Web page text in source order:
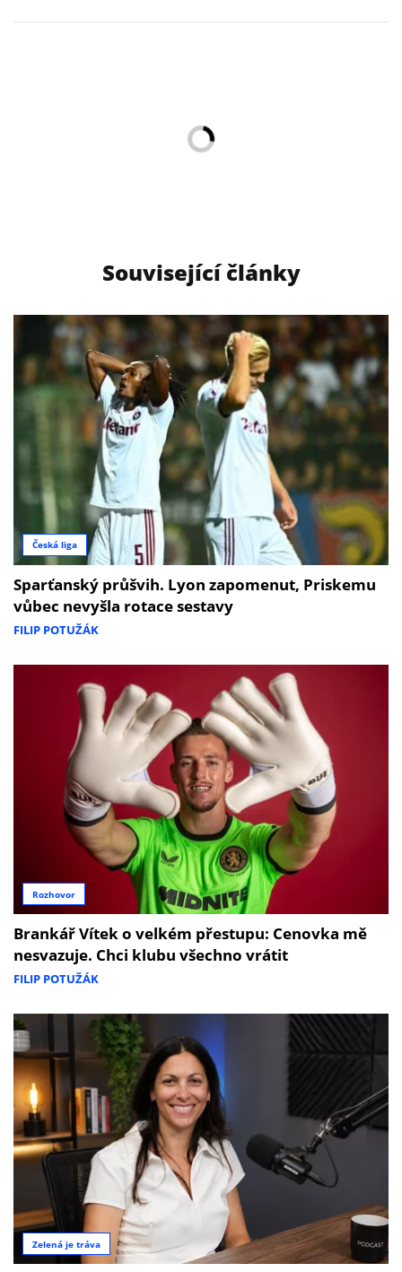
Související články
Česká liga
Sparťanský průšvih. Lyon zapomenut, Priskemu
vůbec nevyšla rotace sestavy
FILIP POTUŽÁK
Rozhovor
Brankář Vítek o velkém přestupu: Cenovka mě
nesvazuje. Chci klubu všechno vrátit
FILIP POTUŽÁK
Zelená je tráva